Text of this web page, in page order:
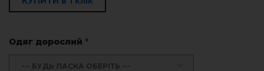
Одяг дорослий *
--- БУДЬ ЛАСКА ОБЕРІТЬ ---